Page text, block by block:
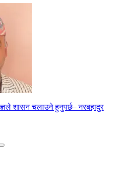
शासन चलाउने हुनुपर्छ– नरबहादुर